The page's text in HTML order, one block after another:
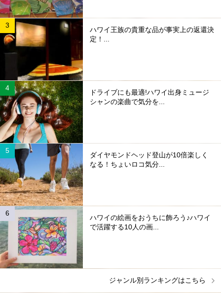
ハワイ王族の貴重な品が事実上の返還決
定！...
ドライブにも最適!ハワイ出身ミュージ
シャンの楽曲で気分を...
ダイヤモンドヘッド登山が10倍楽しく
なる！ちょいロコ気分...
ハワイの絵画をおうちに飾ろう♪ハワイ
で活躍する10人の画...
ジャンル別ランキングはこちら